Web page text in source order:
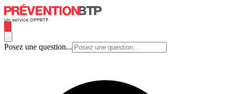
Posez une question...